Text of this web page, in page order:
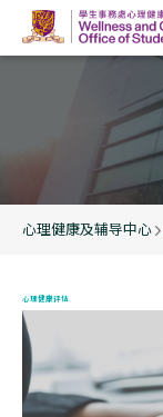
心理健康及辅导中心
心理健康评估